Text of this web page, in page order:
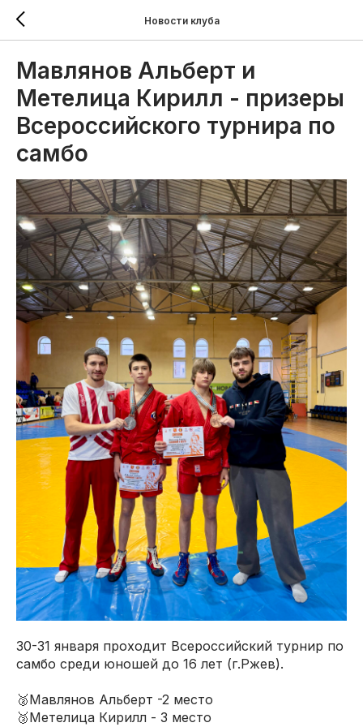
Новости клуба
Мавлянов Альберт и
Метелица Кирилл - призеры
Всероссийского турнира по
самбо
30-31 января проходит Всероссийский турнир по
самбо среди юношей до 16 лет (г.Ржев).
🥈Мавлянов Альберт -2 место
🥉Метелица Кирилл - 3 место